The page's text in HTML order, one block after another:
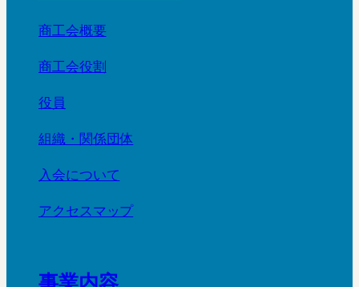
商工会概要
商工会役割
役員
組織・関係団体
入会について
アクセスマップ